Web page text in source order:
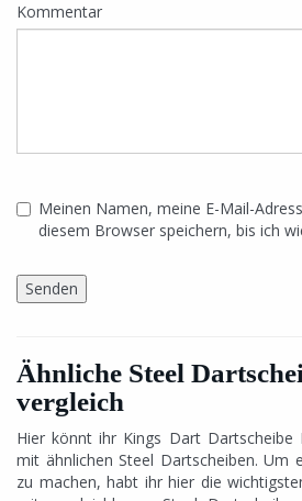
Kommentar
Meinen Namen, meine E-Mail-
diesem Browser speichern, bis ich
Ähnliche Steel
vergleich
Hier könnt ihr Kings Dart Dartscheibe
mit ähnlichen Steel Dartscheiben. Um
zu machen, habt ihr hier die